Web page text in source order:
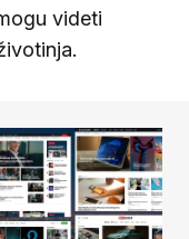
videti